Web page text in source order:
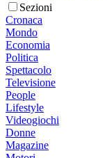
Sezioni
Cronaca
Mondo
Economia
Politica
Spettacolo
Televisione
People
Lifestyle
Videogiochi
Donne
Magazine